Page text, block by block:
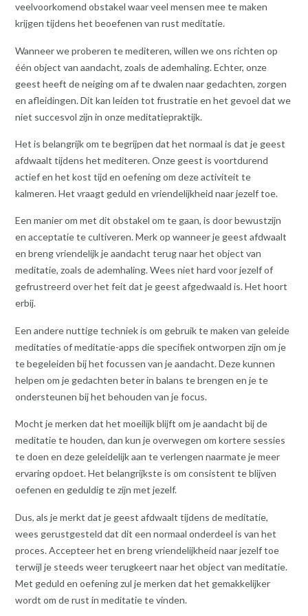
veelvoorkomend obstakel waar veel mensen mee te maken
krijgen tijdens het beoefenen van rust meditatie.
Wanneer we proberen te mediteren, willen we ons richten op
één object van aandacht, zoals de ademhaling. Echter, onze
geest heeft de neiging om af te dwalen naar gedachten, zorgen
en afleidingen. Dit kan leiden tot frustratie en het gevoel dat we
niet succesvol zijn in onze meditatiepraktijk.
Het is belangrijk om te begrijpen dat het normaal is dat je geest
afdwaalt tijdens het mediteren. Onze geest is voortdurend
actief en het kost tijd en oefening om deze activiteit te
kalmeren. Het vraagt geduld en vriendelijkheid naar jezelf toe.
Een manier om met dit obstakel om te gaan, is door bewustzijn
en acceptatie te cultiveren. Merk op wanneer je geest afdwaalt
en breng vriendelijk je aandacht terug naar het object van
meditatie, zoals de ademhaling. Wees niet hard voor jezelf of
gefrustreerd over het feit dat je geest afgedwaald is. Het hoort
erbij.
Een andere nuttige techniek is om gebruik te maken van geleide
meditaties of meditatie-apps die specifiek ontworpen zijn om je
te begeleiden bij het focussen van je aandacht. Deze kunnen
helpen om je gedachten beter in balans te brengen en je te
ondersteunen bij het behouden van je focus.
Mocht je merken dat het moeilijk blijft om je aandacht bij de
meditatie te houden, dan kun je overwegen om kortere sessies
te doen en deze geleidelijk aan te verlengen naarmate je meer
ervaring opdoet. Het belangrijkste is om consistent te blijven
oefenen en geduldig te zijn met jezelf.
Dus, als je merkt dat je geest afdwaalt tijdens de meditatie,
wees gerustgesteld dat dit een normaal onderdeel is van het
proces. Accepteer het en breng vriendelijkheid naar jezelf toe
terwijl je steeds weer terugkeert naar het object van meditatie.
Met geduld en oefening zul je merken dat het gemakkelijker
wordt om de rust in meditatie te vinden.